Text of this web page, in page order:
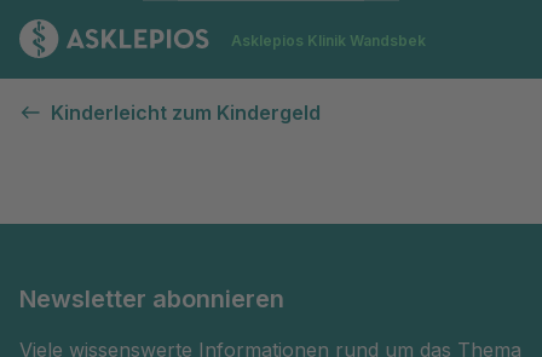
Zur Startseite
Asklepios Klinik Wandsbek
Kinderleicht zum Kindergeld
Newsletter abonnieren
Viele wissenswerte Informationen rund um das Thema